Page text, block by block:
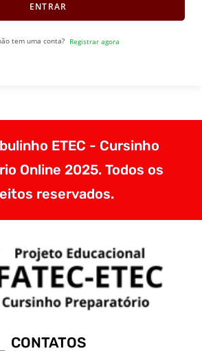
ENTRAR
tem uma conta? Registrar agora
ETEC - Cursinho
Online 2025. Todos os
reservados.
CONTATOS